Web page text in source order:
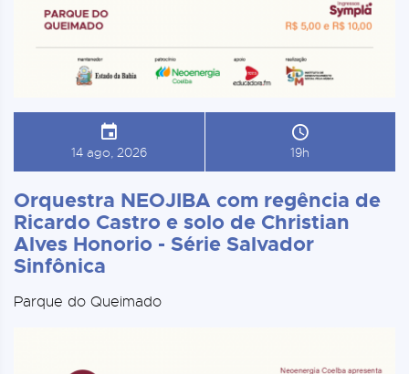
14 ago, 2026 19h
Orquestra NEOJIBA com regência de
Ricardo Castro e solo de Christian
Alves Honorio - Série Salvador
Sinfônica
Parque do Queimado